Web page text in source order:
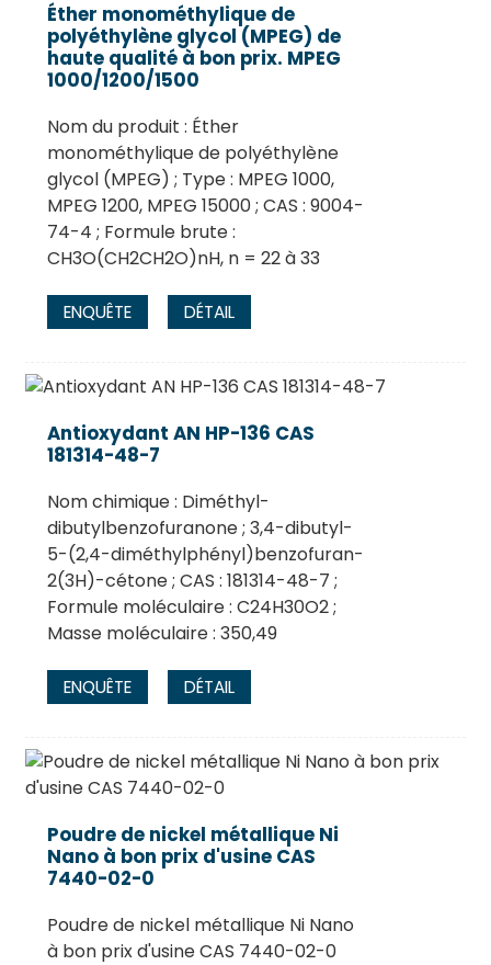
Éther monométhylique de
polyéthylène glycol (MPEG) de
haute qualité à bon prix. MPEG
1000/1200/1500
Nom du produit : Éther
monométhylique de polyéthylène
glycol (MPEG) ; Type : MPEG 1000,
MPEG 1200, MPEG 15000 ; CAS : 9004-
74-4 ; Formule brute :
CH3O(CH2CH2O)nH, n = 22 à 33
ENQUÊTE DÉTAIL
Antioxydant AN HP-136 CAS
181314-48-7
Nom chimique : Diméthyl-
dibutylbenzofuranone ; 3,4-dibutyl-
5-(2,4-diméthylphényl)benzofuran-
2(3H)-cétone ; CAS : 181314-48-7 ;
Formule moléculaire : C24H30O2 ;
Masse moléculaire : 350,49
ENQUÊTE DÉTAIL
Poudre de nickel métallique Ni
Nano à bon prix d'usine CAS
7440-02-0
Poudre de nickel métallique Ni Nano
à bon prix d'usine CAS 7440-02-0